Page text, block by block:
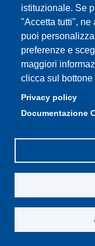
CdS in
medica per
CdS in
CdS in
CdS in
istituzionale. Se
"Accetta tutti", ne
puoi
preferenze e
maggiori
clicca sul
Privacy policy
Documentazione